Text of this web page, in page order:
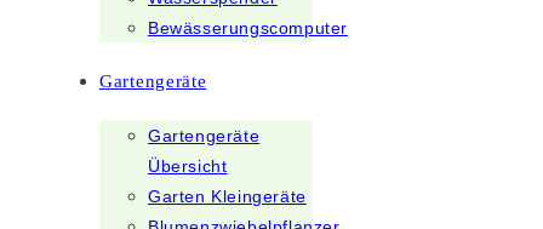
Bewässerungscomputer
Gartengeräte
Gartengeräte
Übersicht
Garten Kleingeräte